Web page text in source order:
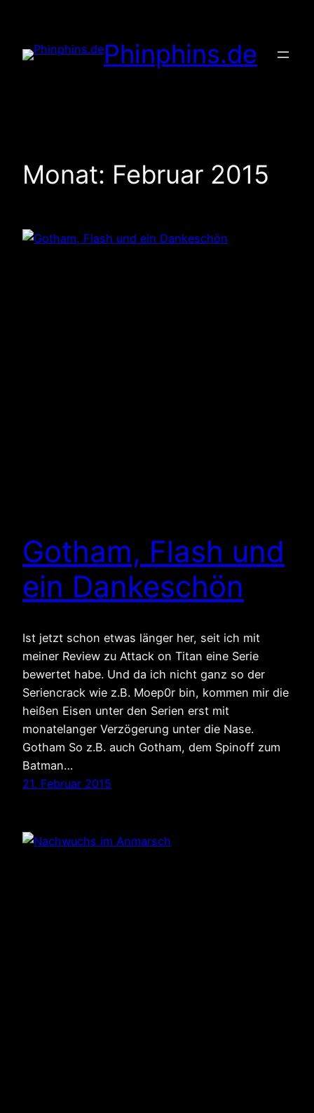
springen
Phinphins.de
Monat: Februar 2015
Gotham, Flash und
ein Dankeschön
Ist jetzt schon etwas länger her, seit ich mit
meiner Review zu Attack on Titan eine Serie
bewertet habe. Und da ich nicht ganz so der
Seriencrack wie z.B. Moep0r bin, kommen mir die
heißen Eisen unter den Serien erst mit
monatelanger Verzögerung unter die Nase.
Gotham So z.B. auch Gotham, dem Spinoff zum
Batman…
21. Februar 2015